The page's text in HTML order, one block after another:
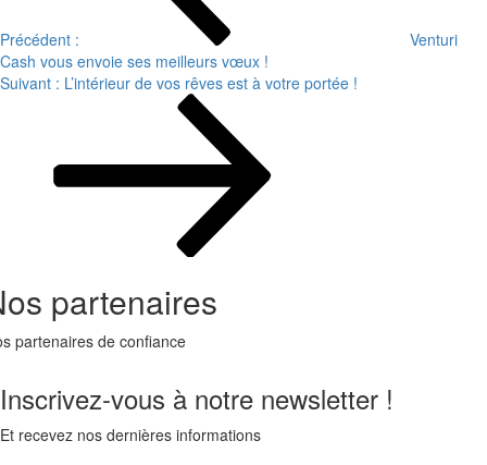
Précédent :
Venturi
Cash vous envoie ses meilleurs vœux !
Suivant : L’intérieur de vos rêves est à votre portée !
partenaires
partenaires de confiance
Inscrivez-vous à notre newsletter !
Et recevez nos dernières informations